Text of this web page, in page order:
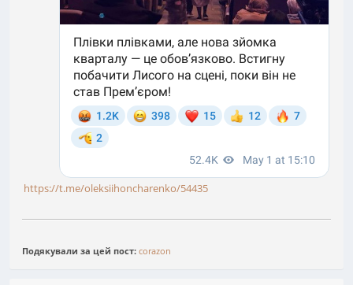
https://t.me/oleksiihoncharenko/54435
Подякували за цей пост: corazon